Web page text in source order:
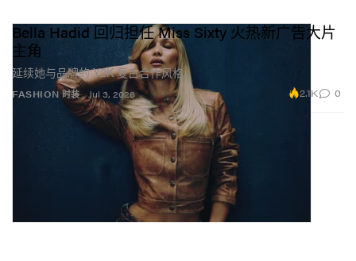
FASHION 时装
Bella Hadid 回归担任 Miss Sixty 火热新广告大片
主角
延续她与品牌的 Y2K 复古合作风格。
Jul 3, 2026 2.1K 0